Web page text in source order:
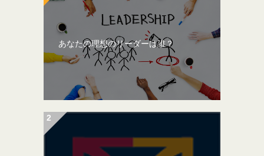
あなたの理想のリーダーは誰？